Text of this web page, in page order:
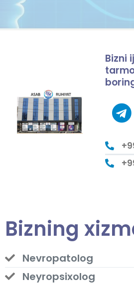
Bizni
Bizning
Nevropatolog
Neyropsixolog